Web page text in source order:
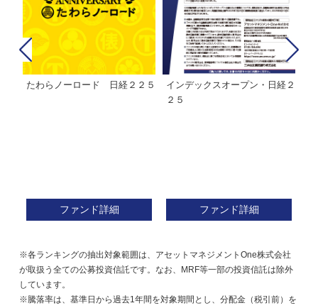
たわらノーロード 日経２２５
ファンド詳細
インデックスオープン・日経２
２５
ファンド詳細
※各ランキングの抽出対象範囲は、アセットマネジメントOne株式会社
が取扱う全ての公募投資信託です。なお、MRF等一部の投資信託は除外
しています。
※騰落率は、基準日から過去1年間を対象期間とし、分配金（税引前）を